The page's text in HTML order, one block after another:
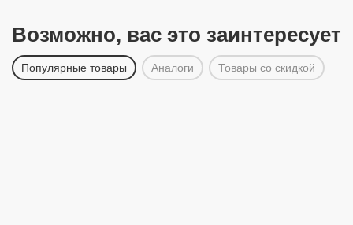
Возможно, вас это заинтересует
Популярные товары Аналоги Товары со скидкой